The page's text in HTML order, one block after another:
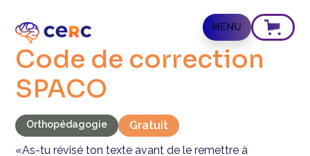
MENU
Code de correction
SPACO
Orthopédagogie
Gratuit
«As-tu révisé ton texte avant de le remettre à